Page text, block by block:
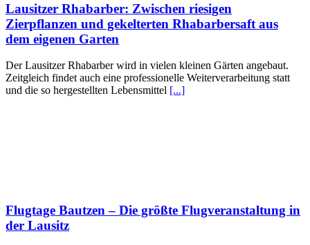
Lausitzer Rhabarber: Zwischen riesigen
Zierpflanzen und gekelterten Rhabarbersaft aus
dem eigenen Garten
Der Lausitzer Rhabarber wird in vielen kleinen Gärten angebaut.
Zeitgleich findet auch eine professionelle Weiterverarbeitung statt
und die so hergestellten Lebensmittel [...]
Flugtage Bautzen – Die größte Flugveranstaltung in
der Lausitz